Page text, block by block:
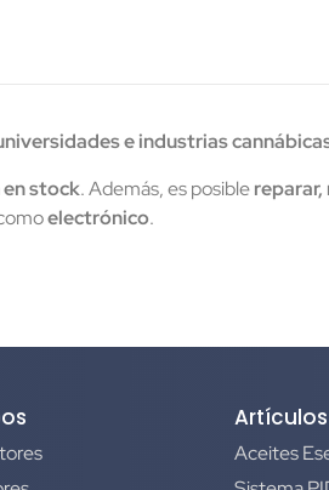
e industrias
stock. Además, es posible
electrónico.
Artículos
Aceites